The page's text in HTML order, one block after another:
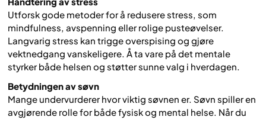
Utforsk gode metoder for å redusere stress, som
mindfulness, avspenning eller rolige pusteøvelser.
Langvarig stress kan trigge overspising og gjøre
vektnedgang vanskeligere. Å ta vare på det mentale
styrker både helsen og støtter sunne valg i hverdagen.
Betydningen av søvn
Mange undervurderer hvor viktig søvnen er. Søvn spiller en
avgjørende rolle for både fysisk og mental helse. Når du